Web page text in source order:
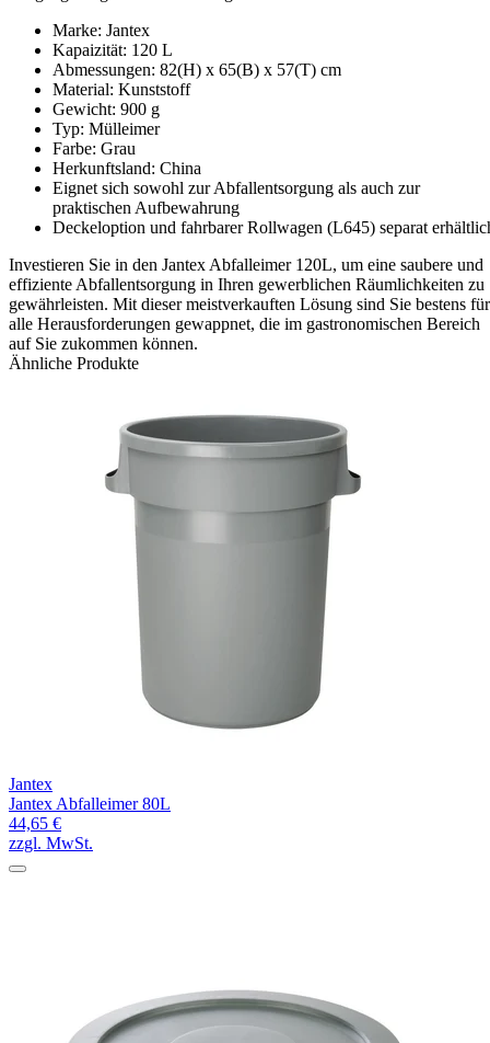
Marke: Jantex
Kapaizität: 120 L
Abmessungen: 82(H) x 65(B) x 57(T) cm
Material: Kunststoff
Gewicht: 900 g
Typ: Mülleimer
Farbe: Grau
Herkunftsland: China
Eignet sich sowohl zur Abfallentsorgung als auch zur
praktischen Aufbewahrung
Deckeloption und fahrbarer Rollwagen (L645) separat
Investieren Sie in den Jantex Abfalleimer 120L, um eine saubere und
effiziente Abfallentsorgung in Ihren gewerblichen Räumlichkeiten zu
gewährleisten. Mit dieser meistverkauften Lösung sind Sie bestens für
alle Herausforderungen gewappnet, die im gastronomischen Bereich
auf Sie zukommen können.
Ähnliche Produkte
Jantex
Jantex Abfalleimer 80L
44,65 €
zzgl. MwSt.